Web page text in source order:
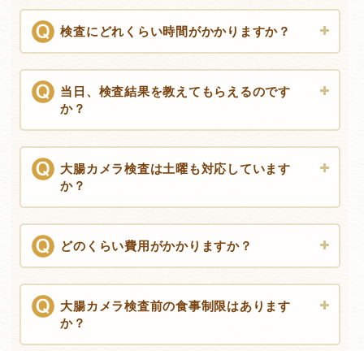
検査にどれくらい時間がかかりますか？
問診確認などがあります。そのためご予約時間20分前まで
にご来院をお願いしております。
※鎮静剤を使用された方は20〜30分程度リクライニングチェ
アでお休みいただきます。
当日、検査結果を教えてもらえるのです
か？
大腸カメラ検査は土曜も対応しています
か？
どのくらい費用がかかりますか？
大腸カメラ検査前の食事制限はあります
か？